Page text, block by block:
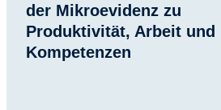
der Mikroevidenz zu
Produktivität, Arbeit und
Kompetenzen